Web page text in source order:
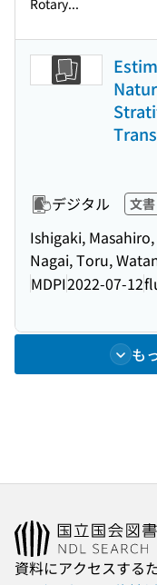
Rotary...
デジタル 文
Ishigaki,
Nagai, Toru,
MDPI2022-07-12
も
資料にアクセスする